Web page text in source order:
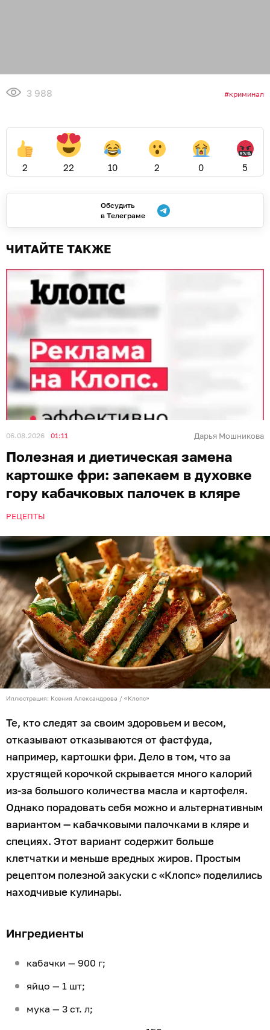
3 988 криминал
2 22 10 2 0 5
Обсудить
в Телеграме
ЧИТАЙТЕ ТАКЖЕ
06.08.2026 01:11 Дарья Мошникова
Полезная и диетическая замена
картошке фри: запекаем в духовке
гору кабачковых палочек в кляре
РЕЦЕПТЫ
Иллюстрация: Ксения Александрова / «Клопс»
Те, кто следят за своим здоровьем и весом,
отказывают отказываются от фастфуда,
например, картошки фри. Дело в том, что за
хрустящей корочкой скрывается много калорий
из-за большого количества масла и картофеля.
Однако порадовать себя можно и альтернативным
вариантом — кабачковыми палочками в кляре и
специях. Этот вариант содержит больше
клетчатки и меньше вредных жиров. Простым
рецептом полезной закуски с «Клопс» поделились
находчивые кулинары.
Ингредиенты
кабачки — 900 г;
яйцо — 1 шт;
мука — 3 ст. л;